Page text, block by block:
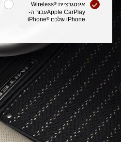
אינטגרציית ®
Wireless
Apple CarPlayעבור ה-
iPhone שלכם
®
iPhone